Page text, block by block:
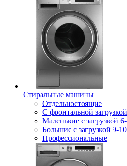
Стиральные машины
Отдельностоящие
С фронтальной загрузкой
Маленькие с загрузкой
Большие с загрузкой 9-
Профессиональные